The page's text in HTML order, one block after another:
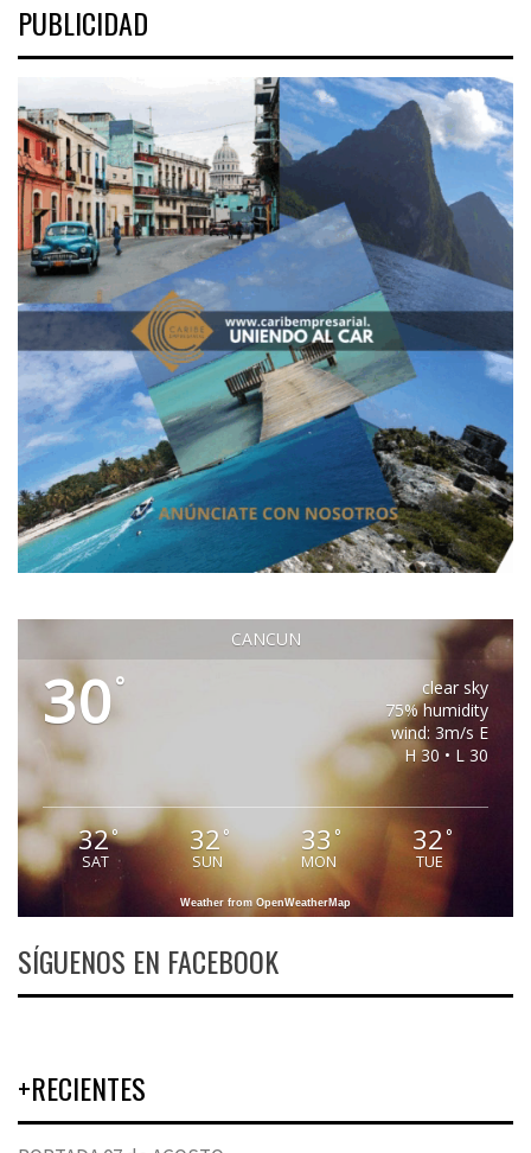
PUBLICIDAD
CANCUN
30°
clear sky
75% humidity
wind: 3m/s E
H 30 • L 30
32°
SAT
32°
SUN
33 °
MON
32°
TUE
Weather from OpenWeatherMap
SÍGUENOS EN FACEBOOK
+RECIENTES